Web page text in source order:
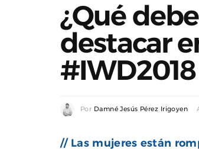
¿Qué
destacar
#IWD2018
Por Damné Jesús Pérez Irigoyen
// Las mujeres están